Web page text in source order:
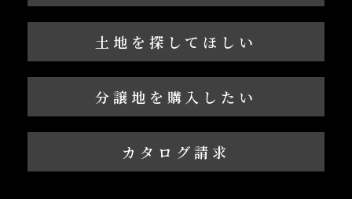
土地を探してほしい
分譲地を購入したい
カタログ請求